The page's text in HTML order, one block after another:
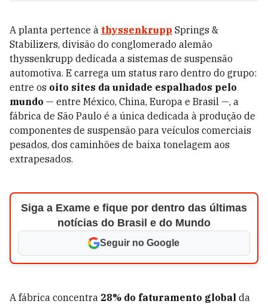
A planta pertence à thyssenkrupp Springs &
Stabilizers, divisão do conglomerado alemão
thyssenkrupp dedicada a sistemas de suspensão
automotiva. E carrega um status raro dentro do grupo:
entre os oito sites da unidade espalhados pelo
mundo — entre México, China, Europa e Brasil —, a
fábrica de São Paulo é a única dedicada à produção de
componentes de suspensão para veículos comerciais
pesados, dos caminhões de baixa tonelagem aos
extrapesados.
Siga a Exame e fique por dentro das últimas
notícias do Brasil e do Mundo
Seguir no Google
A fábrica concentra 28% do faturamento global da